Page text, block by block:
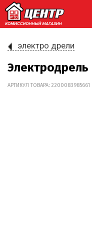
электро дрели
АРТИКУЛ ТОВАРА: 2200083985661